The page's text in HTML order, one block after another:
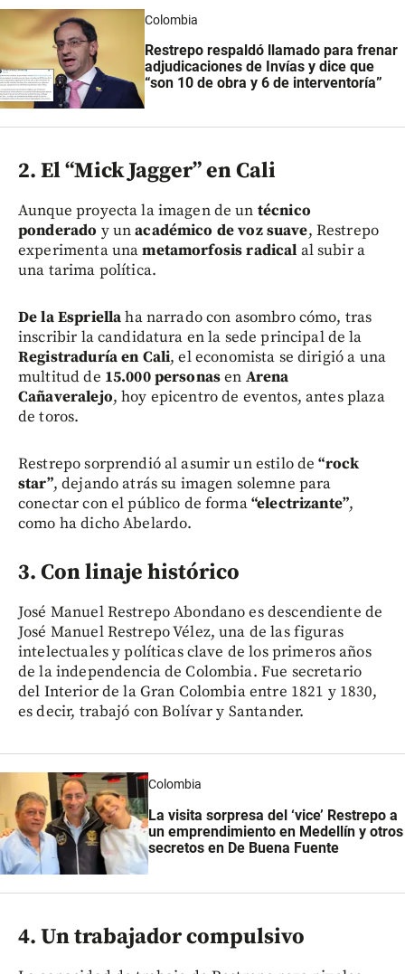
Colombia
Restrepo respaldó llamado para frenar
adjudicaciones de Invías y dice que
“son 10 de obra y 6 de interventoría”
2. El “Mick Jagger” en Cali
Aunque proyecta la imagen de un técnico
ponderado y unacadémico de voz suave, Restrepo
experimenta unametamorfosis radical al subir a
una tarima política.
De la Espriellaha narrado con asombro cómo, tras
inscribir la candidatura en la sede principal de la
Registraduría en Cali, el economista se dirigió a una
multitud de 15.000 personasen Arena
Cañaveralejo, hoy epicentro de eventos, antes plaza
de toros.
Restrepo sorprendió al asumir un estilo de“rock
star”, dejando atrás su imagen solemne para
conectar con el público de forma“electrizante”,
como ha dicho Abelardo.
3. Con linaje histórico
José Manuel Restrepo Abondano es descendiente de
José Manuel Restrepo Vélez, una de las figuras
intelectuales y políticas clave de los primeros años
de la independencia de Colombia. Fue secretario
del Interior de la Gran Colombia entre 1821 y 1830,
es decir, trabajó con Bolívar y Santander.
Colombia
La visita sorpresa del ‘vice’ Restrepo a
un emprendimiento en Medellín y otros
secretos en De Buena Fuente
4. Un trabajador compulsivo